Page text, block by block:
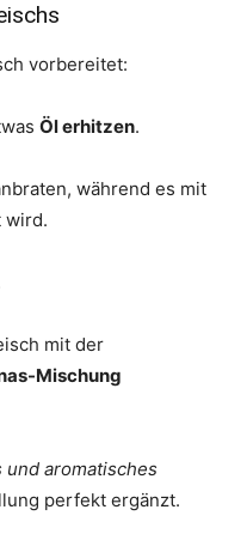
vorbereitet:
Öl erhitzen.
während es mit
wird.
mit der
Mischung
aromatisches
perfekt ergänzt.